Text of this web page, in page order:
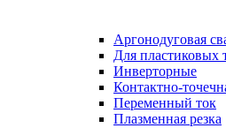
Аргонодуговая
Для пластиковых
Инверторные
Контактно-
Переменный ток
Плазменная резка